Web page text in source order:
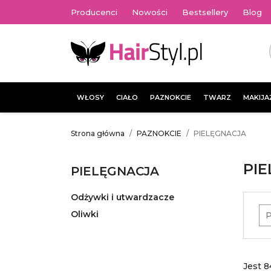
Producenci Nowości Bestsellery Blog
WŁOSY CIAŁO PAZNOKCIE TWARZ
Strona główna PAZNOKCIE PIELĘGNACJA
PIELĘGNACJA
Odżywki i utwardzacze
Oliwki
Jest